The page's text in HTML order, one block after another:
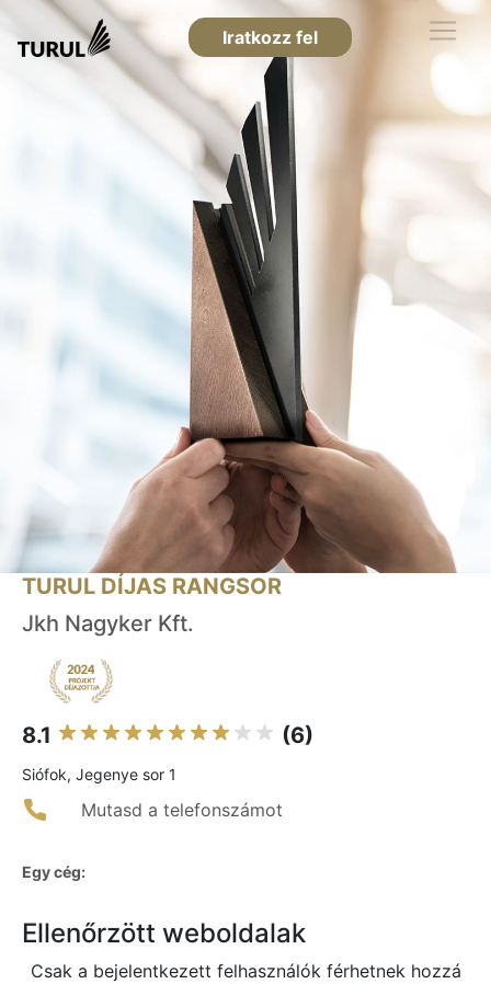
Iratkozz fel
TURUL DÍJAS RANGSOR
Jkh Nagyker Kft.
8.1 (6)
Siófok, Jegenye sor 1
Mutasd a telefonszámot
Egy cég:
Ellenőrzött weboldalak
Csak a bejelentkezett felhasználók férhetnek hozzá